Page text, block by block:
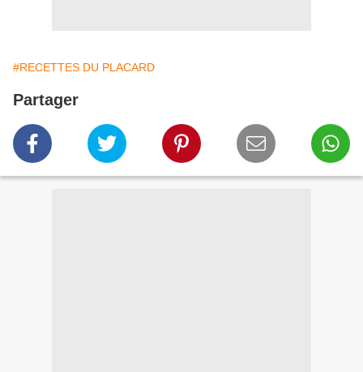
#RECETTES DU PLACARD
Partager